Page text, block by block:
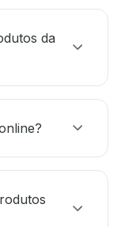
da